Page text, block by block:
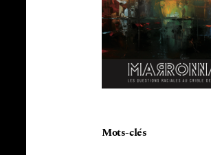
Mots-clés